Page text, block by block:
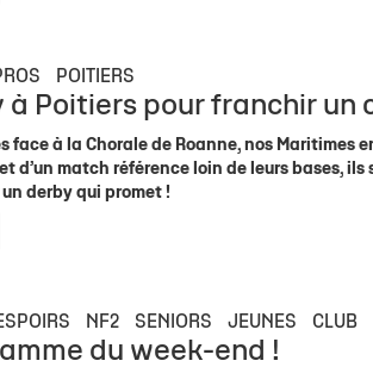
POITIERS
à Poitiers pour franchir un
face à la Chorale de Roanne, nos Maritimes
d’un match référence loin de leurs bases,
derby qui promet !
NF2 SENIORS JEUNES CLUB
du week-end !